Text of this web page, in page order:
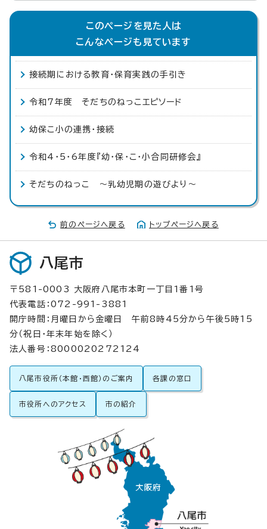
このページを見た人は
こんなページも見ています
接続期における教育・保育実践の手引き
令和7年度 そだちのねっこエピソード
幼保こ小の連携・接続
令和4・5・6年度『幼・保・こ・小合同研修会』
そだちのねっこ ～乳幼児期の遊びより～
前のページへ戻る トップページへ戻る
八尾市
〒581-0003 大阪府八尾市本町一丁目1番1号
代表電話：072-991-3881
開庁時間：月曜日から金曜日 午前8時45分から午後5時15
分（祝日・年末年始を除く）
法人番号：8000020272124
八尾市役所（本館・西館）のご案内 各課の窓口
市役所へのアクセス 市の紹介